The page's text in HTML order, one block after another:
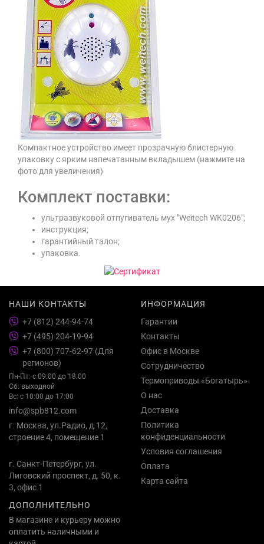
Компактное устройство имеет прозрачную блистерную
упаковку с ярким напечатанным вкладышем (нажмите на
фото для увеличения)
Комплект поставки:
ультразвуковой отпугиватель мух "Weitech WK0206";
инструкция;
гарантийный талон;
упаковка.
НАШИ КОНТАКТЫ
+7 (812) 244-94-74
+7 (495) 204-19-94
+7 (800) 707-62-97 (Для
регионов)
Пн-Пт: с 09:00 до 18:00
Сб: выходной
Вс: с 10:00 до 17:00
info@spb812.com
г. Москва, ул.Радио, д.12,
строение 4, помещение 1
г. Санкт-Петербург, ул.
Лиговский проспект, д. 50, к.
3, офис 1
ИНФОРМАЦИЯ
Гарантии
Контакты
Офис в Москве
Сотрудничество
Термоприводы «Богатырь»
О нас
Доставка
Политика
конфиденциальности
Условия соглашения
Оплата
Карта сайта
ДОПОЛНИТЕЛЬНО
В магазине и курьеру можно
оплатить наличными и